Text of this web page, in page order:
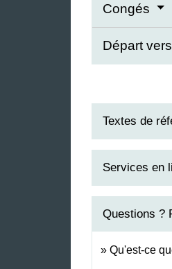
Congés
Départ
Textes de
Services en
Questions ?
Qu'est-ce